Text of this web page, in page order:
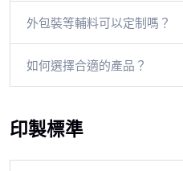
外包裝等輔料可以定制嗎？
如何選擇合適的產品？
印製標準